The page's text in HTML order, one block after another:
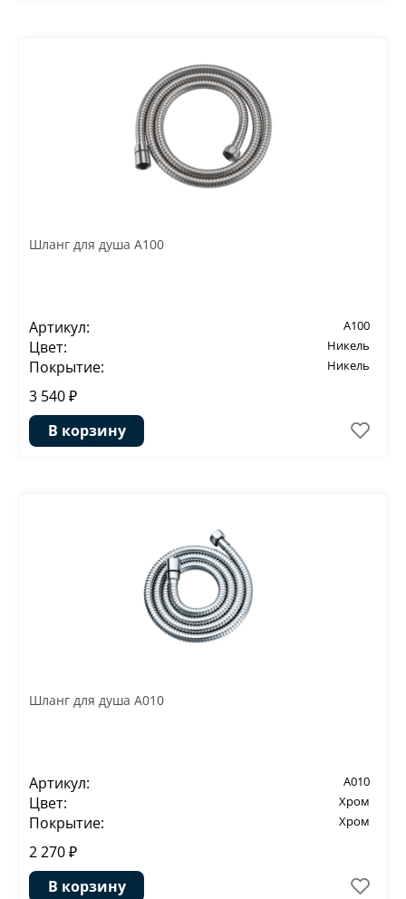
Шланг для душа A100
Артикул: A100
Цвет: Никель
Покрытие: Никель
3 540 ₽
В корзину
Шланг для душа A010
Артикул: A010
Цвет: Хром
Покрытие: Хром
2 270 ₽
В корзину